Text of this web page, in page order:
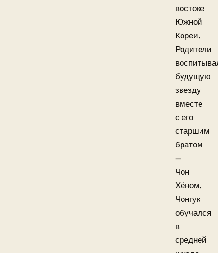
востоке
Южной
Кореи.
Родители
будущую
звезду
вместе
с его
старшим
братом
—
Чон
Хёном.
Чонгук
обучался
в
средней